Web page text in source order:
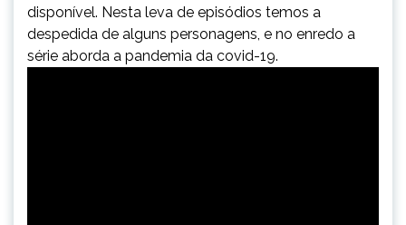
disponível. Nesta leva de episódios temos a
despedida de alguns personagens, e no enredo a
série aborda a pandemia da covid-19.